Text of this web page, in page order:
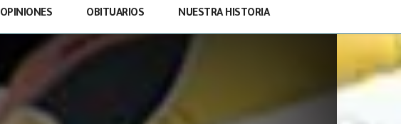
OPINIONES OBITUARIOS NUESTRA HISTORIA